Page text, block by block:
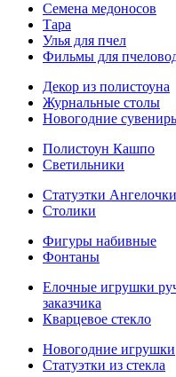
Семена медоносов
Тара
Улья для пчел
Фильмы для
Декор из полистоуна
Журнальные столы
Новогодние
Полистоун Кашпо
Светильники
Статуэтки
Столики
Фигуры набивные
Фонтаны
Елочные игрушки
заказчика
Кварцевое стекло
Новогодние игрушки
Статуэтки из стекла